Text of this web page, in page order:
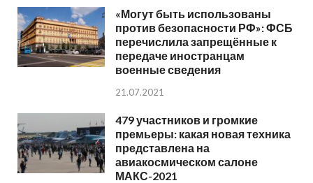
«Могут быть использованы
против безопасности РФ»: ФСБ
перечислила запрещённые к
передаче иностранцам
военные сведения
21.07.2021
479 участников и громкие
премьеры: какая новая техника
представлена на
авиакосмическом салоне
МАКС-2021